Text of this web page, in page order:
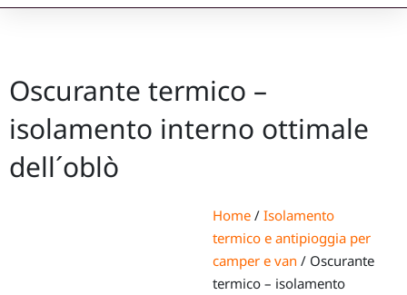
Oscurante termico –
isolamento interno ottimale
dell´oblò
Home / Isolamento
termico e antipioggia per
camper e van / Oscurante
termico – isolamento